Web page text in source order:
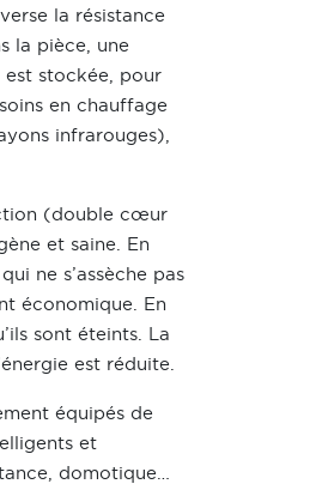
la résistance
la pièce, une
stockée, pour
en chauffage
infrarouges),
(double cœur
et saine. En
ne s’assèche pas
économique. En
sont éteints. La
est réduite.
équipés de
et
domotique…